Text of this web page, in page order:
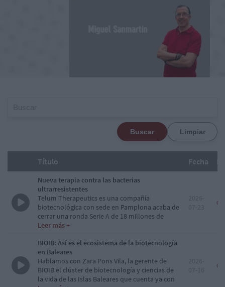
Buscar Limpiar
Título Fecha
Nueva terapia contra las bacterias
ultrarresistentes
Telum Therapeutics es una compañía
biotecnológica con sede en Pamplona acaba de
cerrar una ronda Serie A de 18 millones de
euros para llevar a ensayos clínicos un nuevo
multirresistentes más peligrosas para pacientes
hospitalizados. Hablamos con Roberto Díez su
fundador y director de Operaciones
Leer más +
BIOIB: Así es el ecosistema de la biotecnología
en Baleares
Hablamos con Zara Pons Vila, la gerente de
BIOIB el clúster de biotecnología y ciencias de
la vida de las Islas Baleares que cuenta ya con